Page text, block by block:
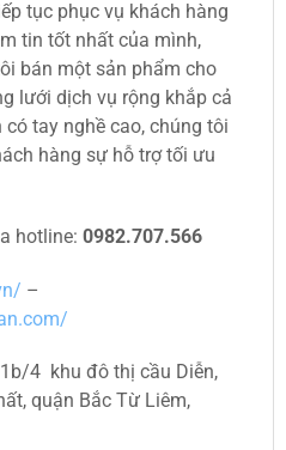
tục phục vụ khách hàng
tin tốt nhất của mình,
bán một sản phẩm cho
lưới dịch vụ rộng khắp cả
tay nghề cao, chúng tôi
hàng sự hỗ trợ tối ưu
hotline: 0982.707.566
–
4 khu đô thị cầu Diễn,
quận Bắc Từ Liêm,